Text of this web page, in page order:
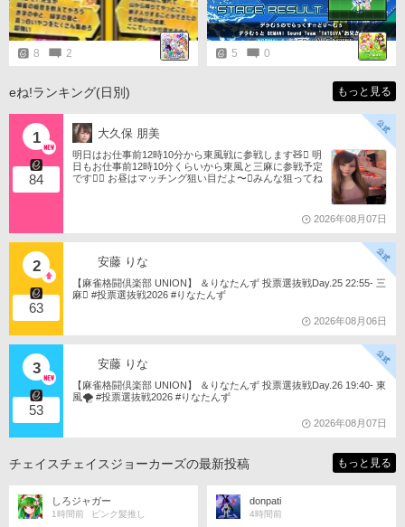
8 2 5 0
eね!ランキング(日別) もっと見る
1
84
大久保 朋美
明日はお仕事前12時10分から東風戦に参戦します🧸󾬏 明
日もお仕事前12時10分くらいから東風と三麻に参戦予定
です󾠔󾭠 お昼はマッチング狙い目だよ〜󾍘みんな狙ってね
2026年08月07日
2
63
安藤 りな
【麻雀格闘倶楽部 UNION】 ＆りなたんず 投票選抜戦Day.25 22:55- 三
麻󾆽 #投票選抜戦2026 #りなたんず
2026年08月06日
3
53
安藤 りな
【麻雀格闘倶楽部 UNION】 ＆りなたんず 投票選抜戦Day.26 19:40- 東
風🌪️ #投票選抜戦2026 #りなたんず
2026年08月07日
チェイスチェイスジョーカーズの最新投稿 もっと見る
しろジャガー
1時間前 ピンク髪推し
donpati
4時間前